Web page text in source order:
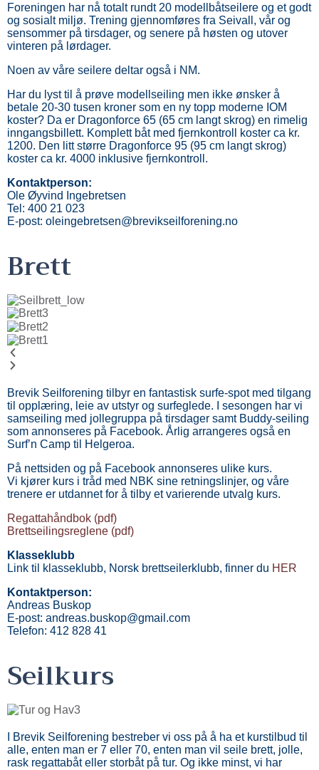
Foreningen har nå totalt rundt 20 modellbåtseilere og et godt
og sosialt miljø. Trening gjennomføres fra Seivall, vår og
sensommer på tirsdager, og senere på høsten og utover
vinteren på lørdager.
Noen av våre seilere deltar også i NM.
Har du lyst til å prøve modellseiling men ikke ønsker å
betale 20-30 tusen kroner som en ny topp moderne IOM
koster? Da er Dragonforce 65 (65 cm langt skrog) en rimelig
inngangsbillett. Komplett båt med fjernkontroll koster ca kr.
1200. Den litt større Dragonforce 95 (95 cm langt skrog)
koster ca kr. 4000 inklusive fjernkontroll.
Kontaktperson:
Ole Øyvind Ingebretsen
Tel: 400 21 023
E-post: oleingebretsen@brevikseilforening.no
Brett
Brevik Seilforening tilbyr en fantastisk surfe-spot med tilgang
til opplæring, leie av utstyr og surfeglede. I sesongen har vi
samseiling med jollegruppa på tirsdager samt Buddy-seiling
som annonseres på Facebook. Årlig arrangeres også en
Surf’n Camp til Helgeroa.
På nettsiden og på Facebook annonseres ulike kurs.
Vi kjører kurs i tråd med NBK sine retningslinjer, og våre
trenere er utdannet for å tilby et varierende utvalg kurs.
Regattahåndbok (pdf)
Brettseilingsreglene (pdf)
Klasseklubb
Link til klasseklubb, Norsk brettseilerklubb, finner du HER
Kontaktperson:
Andreas Buskop
E-post: andreas.buskop@gmail.com
Telefon: 412 828 41
Seilkurs
I Brevik Seilforening bestreber vi oss på å ha et kurstilbud til
alle, enten man er 7 eller 70, enten man vil seile brett, jolle,
rask regattabåt eller storbåt på tur. Og ikke minst, vi har